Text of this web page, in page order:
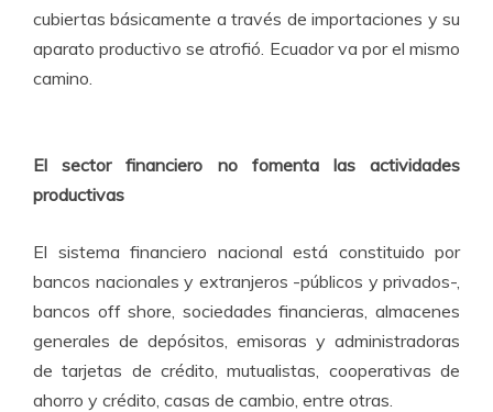
cubiertas básicamente a través de importaciones y su
aparato productivo se atrofió. Ecuador va por el mismo
camino.
El sector financiero no fomenta las actividades
productivas
El sistema financiero nacional está constituido por
bancos nacionales y extranjeros -públicos y privados-,
bancos off shore, sociedades financieras, almacenes
generales de depósitos, emisoras y administradoras
de tarjetas de crédito, mutualistas, cooperativas de
ahorro y crédito, casas de cambio, entre otras.